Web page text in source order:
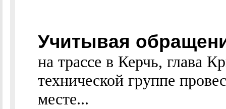
Учитывая
на трассе в Керчь, глава
технической группе
месте...